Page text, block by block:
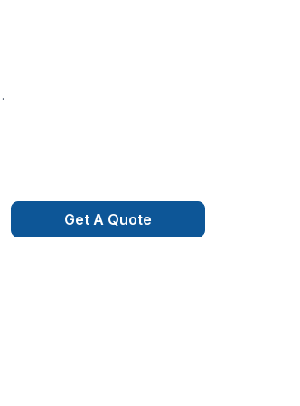
Get A Quote